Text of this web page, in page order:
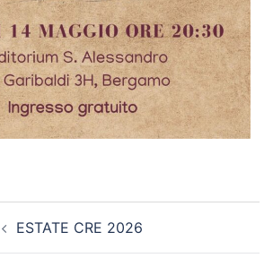
ESTATE CRE 2026